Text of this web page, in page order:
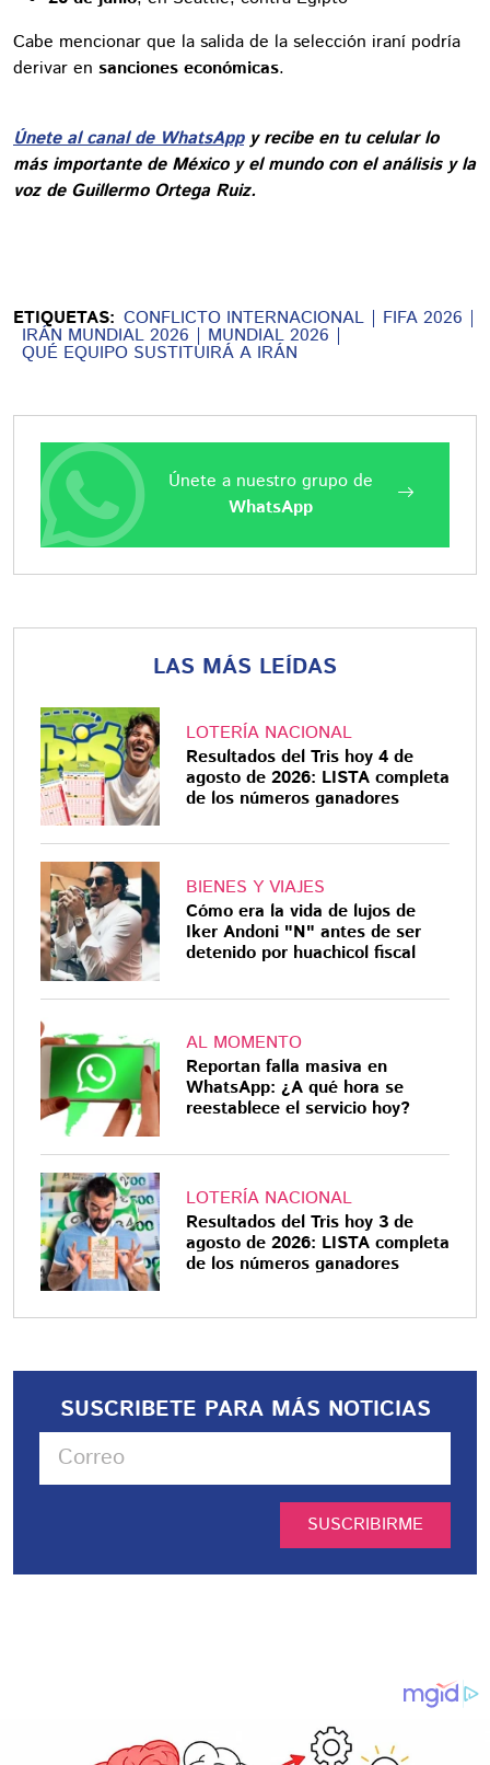
Cabe mencionar que la salida de la selección iraní podría
derivar en sanciones económicas.
Únete al canal de WhatsAppy recibe en tu celular lo
más importante de México y el mundo con el análisis y la
voz de Guillermo Ortega Ruiz.
ETIQUETAS: CONFLICTO INTERNACIONAL FIFA 2026
IRÁN MUNDIAL 2026 MUNDIAL 2026
QUÉ EQUIPO SUSTITUIRÁ A IRÁN
Únete a nuestro grupo de
WhatsApp
LAS MÁS LEÍDAS
LOTERÍA NACIONAL
Resultados del Tris hoy 4 de
agosto de 2026: LISTA completa
de los números ganadores
BIENES Y VIAJES
Cómo era la vida de lujos de
Iker Andoni "N" antes de ser
detenido por huachicol fiscal
AL MOMENTO
Reportan falla masiva en
WhatsApp: ¿A qué hora se
reestablece el servicio hoy?
LOTERÍA NACIONAL
Resultados del Tris hoy 3 de
agosto de 2026: LISTA completa
de los números ganadores
SUSCRIBETE PARA MÁS NOTICIAS
SUSCRIBIRME